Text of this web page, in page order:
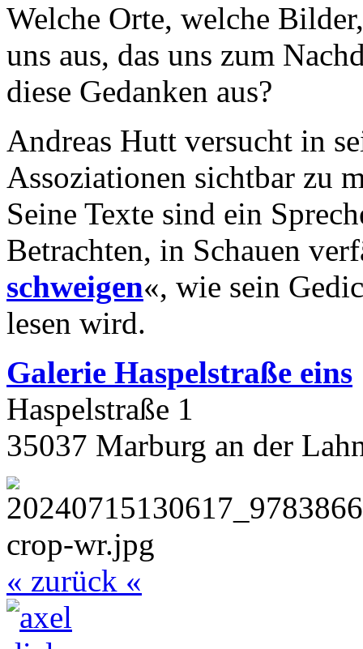
Welche Orte, welche
uns aus, das uns zum
diese Gedanken aus?
Andreas Hutt versucht in
Assoziationen sichtbar zu
Seine Texte sind ein
Betrachten, in Schauen
schweigen«, wie sein
lesen wird.
Galerie Haspelstraße eins
Haspelstraße 1
35037 Marburg an der
« zurück «